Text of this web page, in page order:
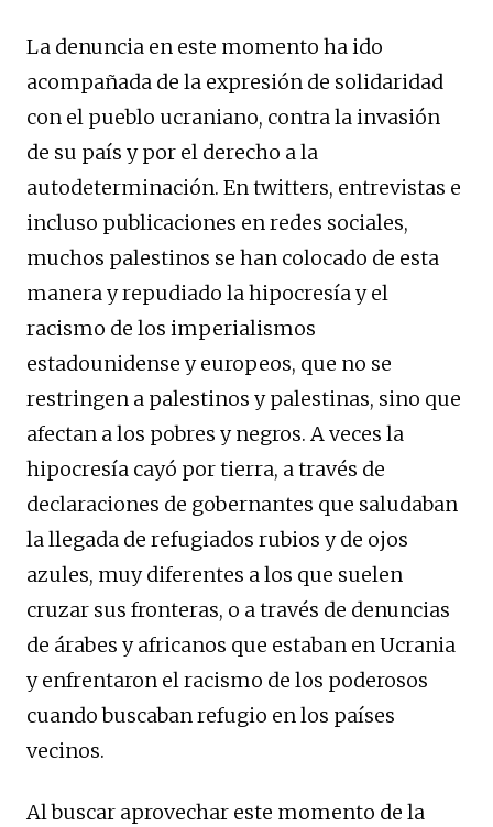
La denuncia en este momento ha ido
acompañada de la expresión de solidaridad
con el pueblo ucraniano, contra la invasión
de su país y por el derecho a la
autodeterminación. En twitters, entrevistas e
incluso publicaciones en redes sociales,
muchos palestinos se han colocado de esta
manera y repudiado la hipocresía y el
racismo de los imperialismos
estadounidense y europeos, que no se
restringen a palestinos y palestinas, sino que
afectan a los pobres y negros. A veces la
hipocresía cayó por tierra, a través de
declaraciones de gobernantes que saludaban
la llegada de refugiados rubios y de ojos
azules, muy diferentes a los que suelen
cruzar sus fronteras, o a través de denuncias
de árabes y africanos que estaban en Ucrania
y enfrentaron el racismo de los poderosos
cuando buscaban refugio en los países
vecinos.
Al buscar aprovechar este momento de la